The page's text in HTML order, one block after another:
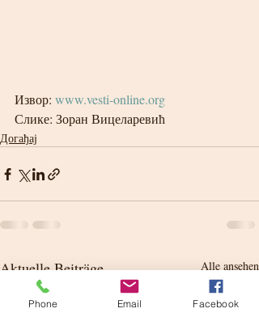
Извор: www.vesti-online.org
Слике: Зоран Вицеларевић
Догађај
Aktuelle Beiträge Alle ansehen
Phone Email Facebook